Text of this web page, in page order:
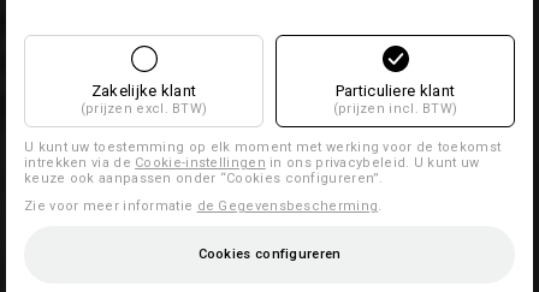
Zakelijke klant
(prijzen excl. BTW)
Particuliere klant
(prijzen incl. BTW)
U kunt uw toestemming op elk moment met werking voor de toekomst
intrekken via de Cookie-instellingen in ons privacybeleid. U kunt uw
keuze ook aanpassen onder “Cookies configureren”.
Zie voor meer informatie de Gegevensbescherming.
Cookies configureren